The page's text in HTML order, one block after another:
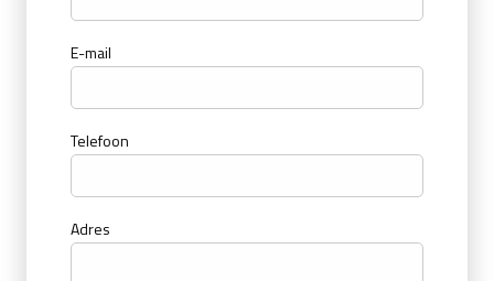
E-mail
Telefoon
Adres